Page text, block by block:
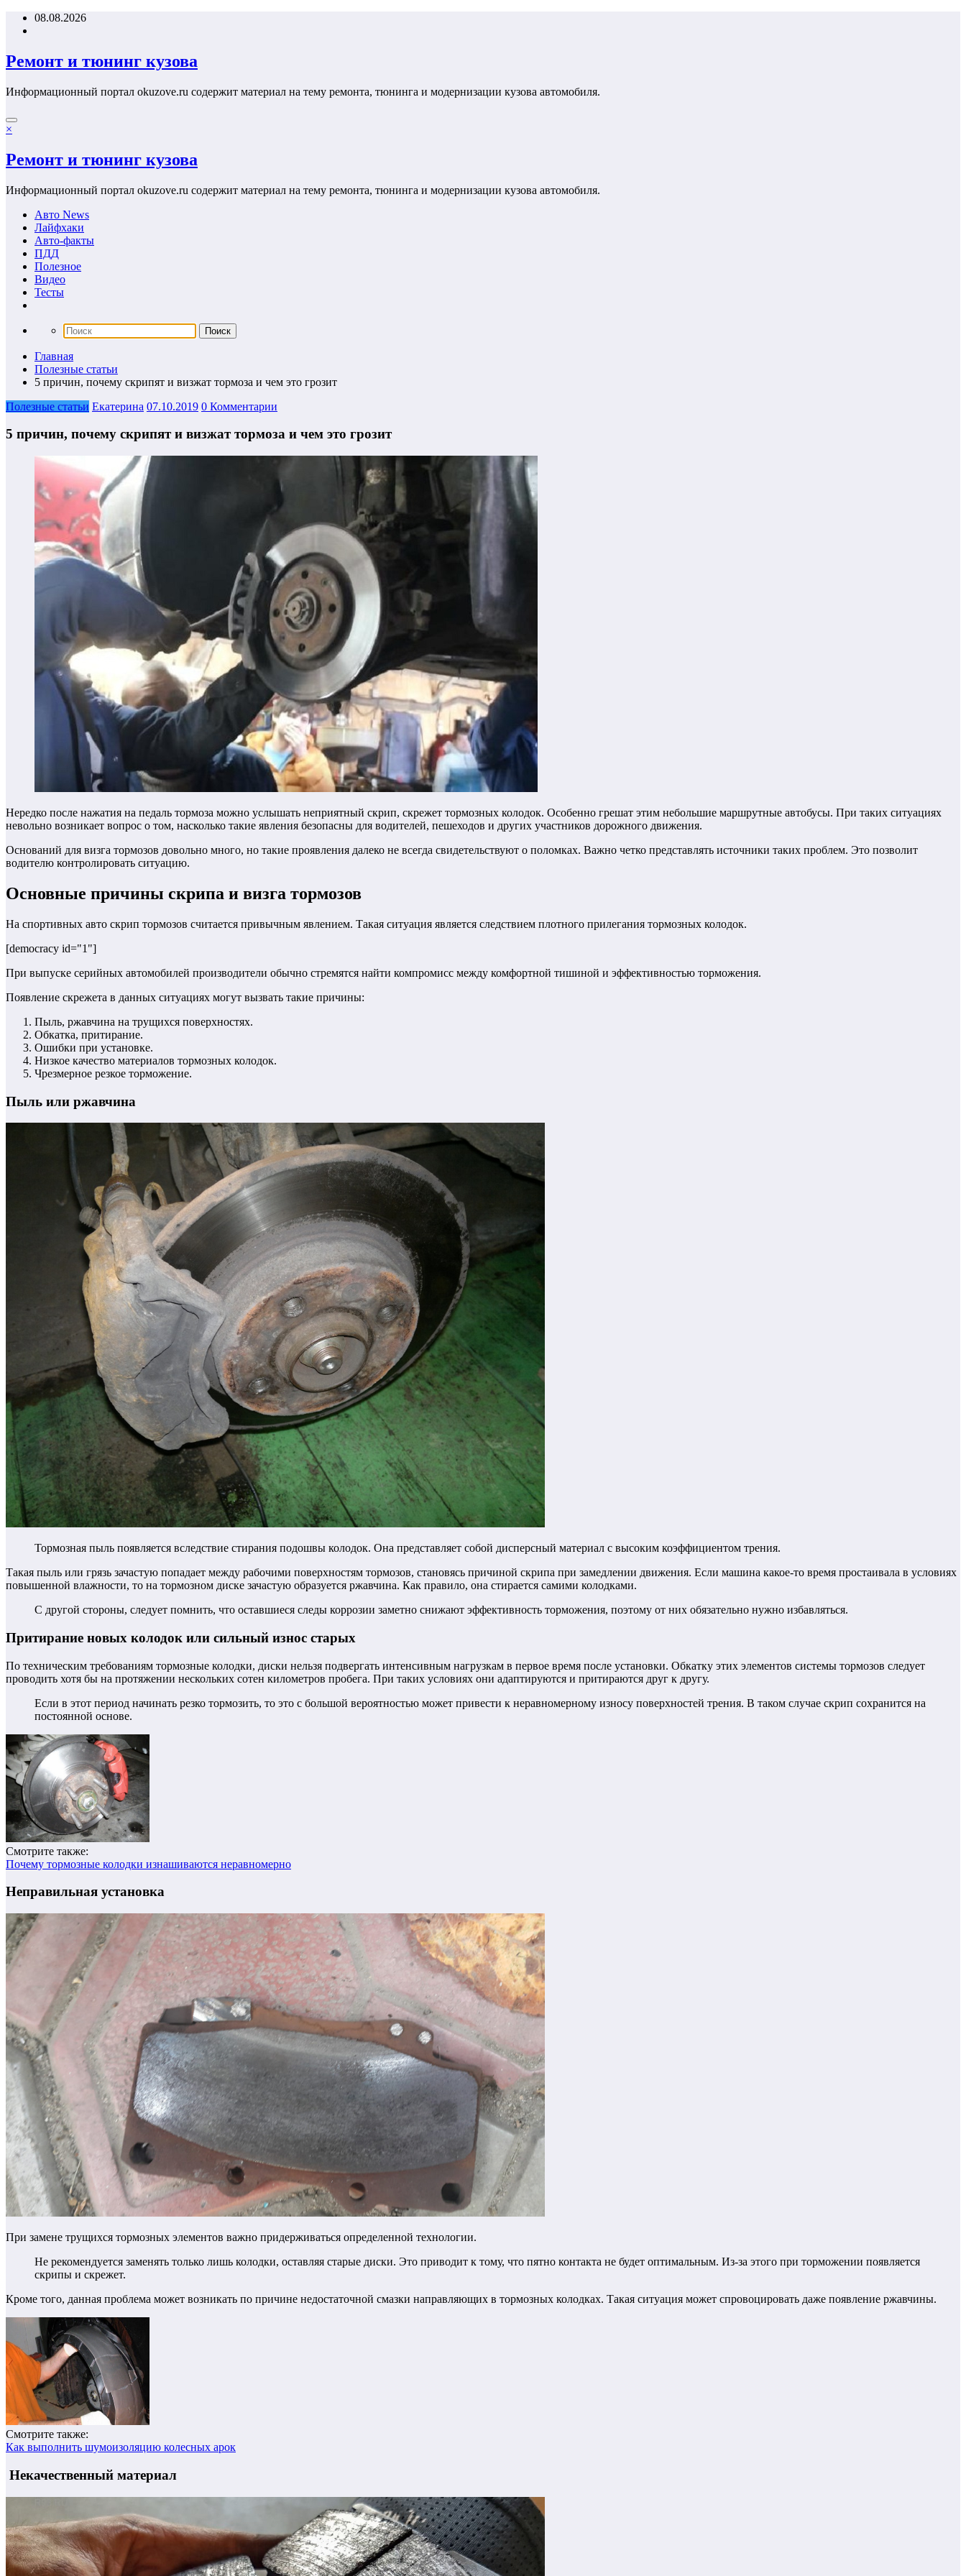
Перейти08.08.2026
Ремонт и тюнинг кузова
Информационный портал okuzove.ru содержит материал на тему ремонта, тюнинга и модернизации кузова автомобиля.
×
Ремонт и тюнинг кузова
Информационный портал okuzove.ru содержит материал на тему ремонта, тюнинга и модернизации кузова автомобиля.
Авто News
Лайфхаки
Авто-факты
ПДД
Полезное
Видео
Тесты
Главная
Полезные статьи
5 причин, почему скрипят и визжат тормоза и чем это грозит
Полезные статьи Екатерина 07.10.2019 0 Комментарии
5 причин, почему скрипят и визжат тормоза и чем это грозит
Нередко после нажатия на педаль тормоза можно услышать неприятный скрип, скрежет тормозных колодок. Особенно грешат этим небольшие маршрутные автобусы. При таких ситуациях
невольно возникает вопрос о том, насколько такие явления безопасны для водителей, пешеходов и других участников дорожного движения.
Оснований для визга тормозов довольно много, но такие проявления далеко не всегда свидетельствуют о поломках. Важно четко представлять источники таких проблем. Это позволит
водителю контролировать ситуацию.
Основные причины скрипа и визга тормозов
На спортивных авто скрип тормозов считается привычным явлением. Такая ситуация является следствием плотного прилегания тормозных колодок.
[democracy id="1"]
При выпуске серийных автомобилей производители обычно стремятся найти компромисс между комфортной тишиной и эффективностью торможения.
Появление скрежета в данных ситуациях могут вызвать такие причины:
Пыль, ржавчина на трущихся поверхностях.
Обкатка, притирание.
Ошибки при установке.
Низкое качество материалов тормозных колодок.
Чрезмерное резкое торможение.
Пыль или ржавчина
Тормозная пыль появляется вследствие стирания подошвы колодок. Она представляет собой дисперсный материал с высоким коэффициентом трения.
Такая пыль или грязь зачастую попадает между рабочими поверхностям тормозов, становясь причиной скрипа при замедлении движения. Если машина какое-то время простаивала в условиях
повышенной влажности, то на тормозном диске зачастую образуется ржавчина. Как правило, она стирается самими колодками.
С другой стороны, следует помнить, что оставшиеся следы коррозии заметно снижают эффективность торможения, поэтому от них обязательно нужно избавляться.
Притирание новых колодок или сильный износ старых
По техническим требованиям тормозные колодки, диски нельзя подвергать интенсивным нагрузкам в первое время после установки. Обкатку этих элементов системы тормозов следует
проводить хотя бы на протяжении нескольких сотен километров пробега. При таких условиях они адаптируются и притираются друг к другу.
Если в этот период начинать резко тормозить, то это с большой вероятностью может привести к неравномерному износу поверхностей трения. В таком случае скрип сохранится на
постоянной основе.
Смотрите также:
Почему тормозные колодки изнашиваются неравномерно
Неправильная установка
При замене трущихся тормозных элементов важно придерживаться определенной технологии.
Не рекомендуется заменять только лишь колодки, оставляя старые диски. Это приводит к тому, что пятно контакта не будет оптимальным. Из-за этого при торможении появляется
скрипы и скрежет.
Кроме того, данная проблема может возникать по причине недостаточной смазки направляющих в тормозных колодках. Такая ситуация может спровоцировать даже появление ржавчины.
Смотрите также:
Как выполнить шумоизоляцию колесных арок
Некачественный материал